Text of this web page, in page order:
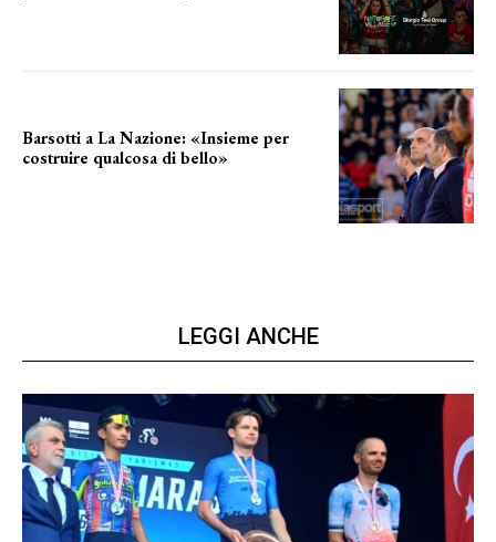
Barsotti a La Nazione: «Insieme per
costruire qualcosa di bello»
LEGGI ANCHE